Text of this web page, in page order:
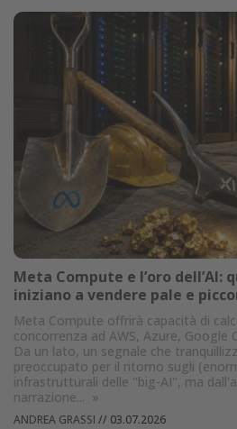
Meta Compute e l’oro dell’AI:
iniziano a vendere pale e
Meta Compute offrirà capacità di
concorrenza ad AWS, Azure, Google
Da un lato, un segnale che
preoccupato per il ritorno sugli
infrastrutturali delle "big-AI", ma
narrazione... »
ANDREA GRASSI // 03.07.2026